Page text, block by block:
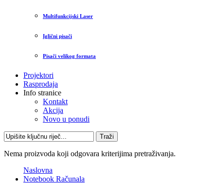
Multifunkcijski Laser
Iglični pisači
Pisači velikog formata
Projektori
Rasprodaja
Info stranice
Kontakt
Akcija
Novo u ponudi
Traži
Nema proizvoda koji odgovara kriterijima pretraživanja.
Naslovna
Notebook Računala